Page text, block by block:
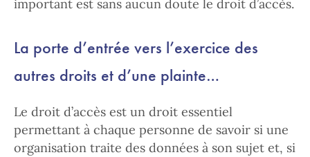
important est sans aucun doute le droit d’accès.
La porte d’entrée vers l’exercice des
autres droits et d’une plainte…
Le droit d’accès est un droit essentiel
permettant à chaque personne de savoir si une
organisation traite des données à son sujet et, si